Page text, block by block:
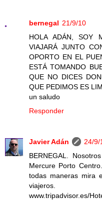
bernegal 21/9/10
HOLA ADÁN, SOY
VIAJARÁ JUNTO
OPORTO EN EL
ESTÁ TOMANDO
QUE NO DICES
QUE PEDIMOS ES
un saludo
Responder
Javier Adán
24/9/
BERNEGAL.
Mercure Porto
todas maneras mira
viajeros.
www.tripadvisor.es/